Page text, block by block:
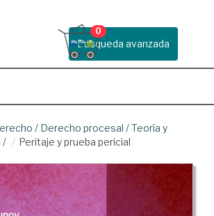
Busqueda avanzada
0
/ Derecho procesal /Teoría y
/ Peritaje y prueba pericial